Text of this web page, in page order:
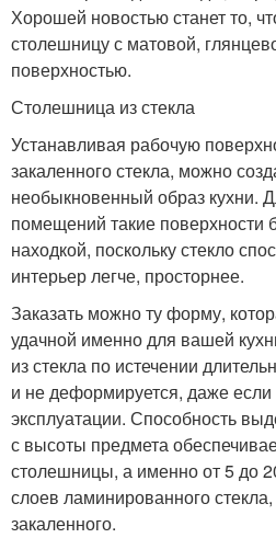
Хорошей новостью станет то,
столешницу с матовой,
поверхностью.
Столешница из стекла
Устанавливая рабочую
закаленного стекла, можно
необыкновенный образ кухни.
помещений такие поверхности
находкой, поскольку стекло
интерьер легче, просторнее.
Заказать можно ту форму,
удачной именно для вашей
из стекла по истечении
и не деформируется, даже если
эксплуатации. Способность
с высоты предмета
столешницы, а именно от 5 до
слоев ламинированного
закаленного.